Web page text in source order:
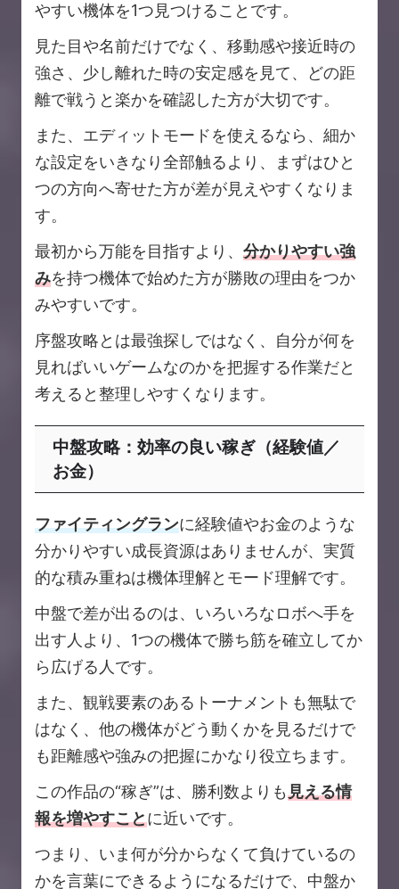
やすい機体を1つ見つけることです。
見た目や名前だけでなく、移動感や接近時の
強さ、少し離れた時の安定感を見て、どの距
離で戦うと楽かを確認した方が大切です。
また、エディットモードを使えるなら、細か
な設定をいきなり全部触るより、まずはひと
つの方向へ寄せた方が差が見えやすくなりま
す。
最初から万能を目指すより、 分かりやすい強
みを持つ機体で始めた方が勝敗の理由をつか
みやすいです。
序盤攻略とは最強探しではなく、自分が何を
見ればいいゲームなのかを把握する作業だと
考えると整理しやすくなります。
中盤攻略：効率の良い稼ぎ（経験値／
お金）
ファイティングランに経験値やお金のような
分かりやすい成長資源はありませんが、実質
的な積み重ねは機体理解とモード理解です。
中盤で差が出るのは、いろいろなロボへ手を
出す人より、1つの機体で勝ち筋を確立してか
ら広げる人です。
また、観戦要素のあるトーナメントも無駄で
はなく、他の機体がどう動くかを見るだけで
も距離感や強みの把握にかなり役立ちます。
この作品の“稼ぎ”は、勝利数よりも見える情
報を増やすことに近いです。
つまり、いま何が分からなくて負けているの
かを言葉にできるようになるだけで、中盤か